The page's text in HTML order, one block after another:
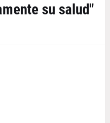
su salud"